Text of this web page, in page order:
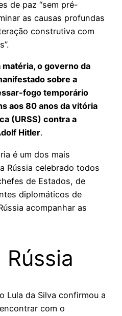
de paz “sem pré-
as causas profundas
construtiva com
o governo da
sobre a
fogo temporário
aos 80 anos da vitória
(URSS) contra a
Hitler.
é um dos mais
Rússia celebrado todos
de Estados, de
diplomáticos de
acompanhar as
Lula da Silva confirmou a
com o